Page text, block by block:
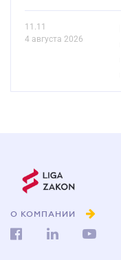
11.11
4 августа 2026
О КОМПАНИИ